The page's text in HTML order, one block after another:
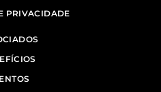
PRIVACIDADE